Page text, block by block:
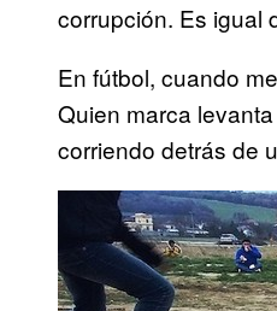
corrupción. Es igual
En fútbol, cuando
Quien marca
corriendo detrás de